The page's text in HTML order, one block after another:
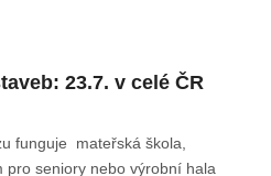
23.7. v celé ČR
funguje mateřská škola,
pro seniory nebo výrobní hala